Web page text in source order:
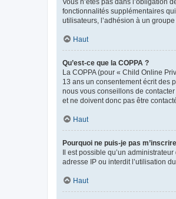
fonctionnalités supplémentaires
utilisateurs, l’adhésion à un
Haut
Qu’est-ce que la COPPA ?
La COPPA (pour « Child Online
13 ans un consentement écrit des
nous vous conseillons de
et ne doivent donc pas être
Haut
Pourquoi ne puis-je pas
Il est possible qu’un
adresse IP ou interdit l’utilisation
Haut